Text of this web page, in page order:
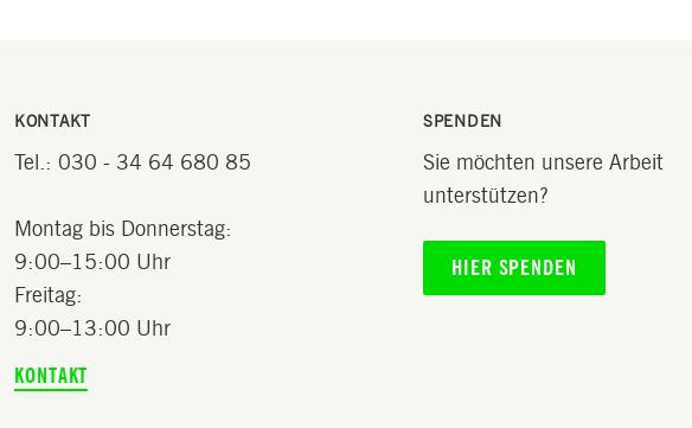
KONTAKT
Tel.: 030 - 34 64 680 85
Montag bis Donnerstag:
9:00–15:00 Uhr
Freitag:
9:00–13:00 Uhr
KONTAKT
SPENDEN
Sie möchten unsere Arbeit
unterstützen?
HIER SPENDEN